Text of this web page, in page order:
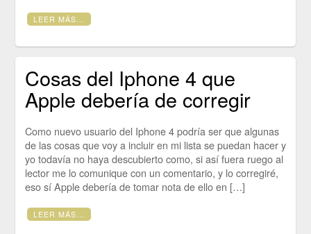
LEER MÁS...
Cosas del Iphone 4 que
Apple debería de corregir
Como nuevo usuario del Iphone 4 podría ser que algunas
de las cosas que voy a incluir en mi lista se puedan hacer y
yo todavía no haya descubierto como, si así fuera ruego al
lector me lo comunique con un comentario, y lo corregiré,
eso sí Apple debería de tomar nota de ello en […]
LEER MÁS...